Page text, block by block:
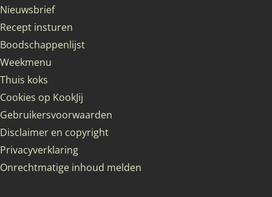
Nieuwsbrief
Recept insturen
Boodschappenlijst
Weekmenu
Thuis koks
Cookies op KookJij
Gebruikersvoorwaarden
Disclaimer en copyright
Privacyverklaring
Onrechtmatige inhoud melden